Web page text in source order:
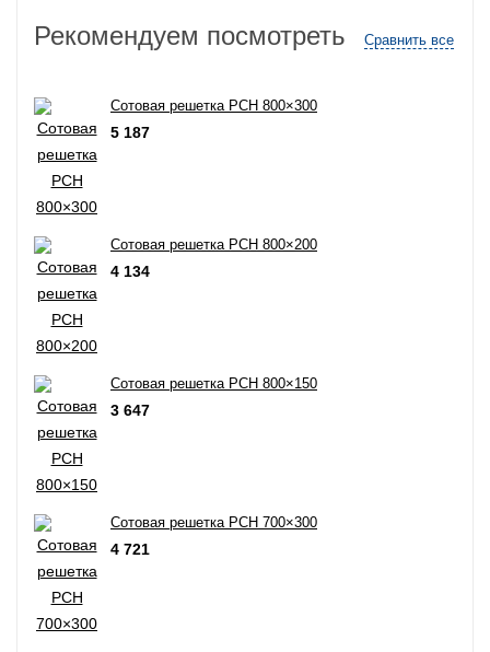
Рекомендуем посмотреть Сравнить все
Сотовая решетка РСН 800×300
5 187
Сотовая решетка РСН 800×200
4 134
Сотовая решетка РСН 800×150
3 647
Сотовая решетка РСН 700×300
4 721